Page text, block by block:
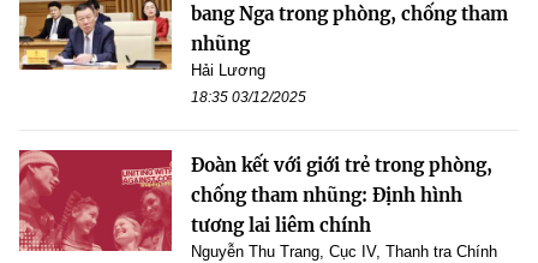
bang Nga trong phòng, chống tham
nhũng
Hải Lương
18:35 03/12/2025
Đoàn kết với giới trẻ trong phòng,
chống tham nhũng: Định hình
tương lai liêm chính
Nguyễn Thu Trang, Cục IV, Thanh tra Chính